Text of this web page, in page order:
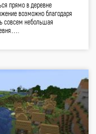
прямо в деревне
возможно благодаря
совсем небольшая